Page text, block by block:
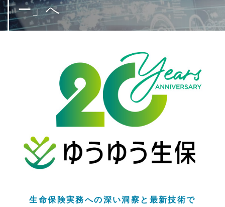
ー」へ
生命保険実務への深い洞察と最新技術で